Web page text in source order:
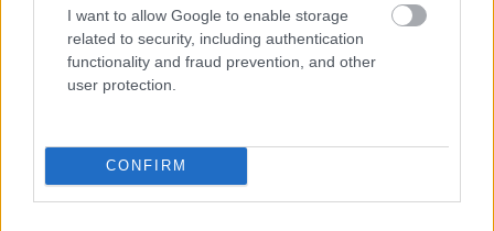
I want to allow Google to enable storage
related to security, including authentication
functionality and fraud prevention, and other
user protection.
CONFIRM
SOLSKJAER VOLT AZ EGYIK
LEGJOBB IGAZOLÁSUNK